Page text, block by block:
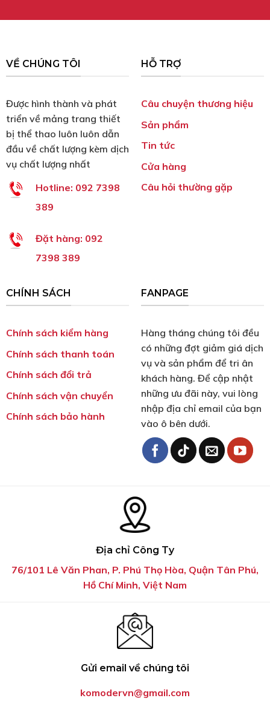
VỀ CHÚNG TÔI
Được hình thành và phát
triển về mảng trang thiết
bị thể thao luôn luôn dẫn
đầu về chất lượng kèm dịch
vụ chất lượng nhất
Hotline: 092 7398
389
Đặt hàng: 092
7398 389
HỖ TRỢ
Câu chuyện thương hiệu
Sản phẩm
Tin tức
Cửa hàng
Câu hỏi thường gặp
CHÍNH SÁCH
Chính sách kiểm hàng
Chính sách thanh toán
Chính sách đổi trả
Chính sách vận chuyển
Chính sách bảo hành
FANPAGE
Hàng tháng chúng tôi đều
có những đợt giảm giá dịch
vụ và sản phẩm để tri ân
khách hàng. Để cập nhật
những ưu đãi này, vui lòng
nhập địa chỉ email của bạn
vào ô bên dưới.
Địa chỉ Công Ty
76/101 Lê Văn Phan, P. Phú Thọ Hòa, Quận Tân Phú,
Hồ Chí Minh, Việt Nam
Gửi email về chúng tôi
komodervn@gmail.com